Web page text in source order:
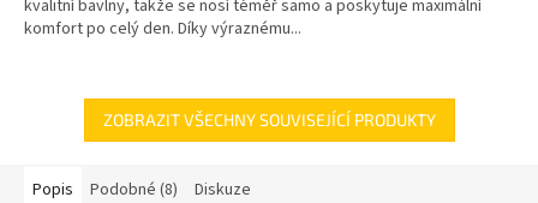
kvalitní bavlny, takže se nosí téměř samo a poskytuje maximální
komfort po celý den. Díky výraznému...
ZOBRAZIT VŠECHNY SOUVISEJÍCÍ PRODUKTY
Popis Podobné (8) Diskuze